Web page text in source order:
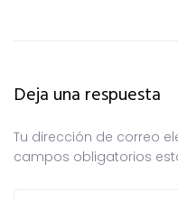
Deja una respuesta
Tu dirección de correo
campos obligatorios